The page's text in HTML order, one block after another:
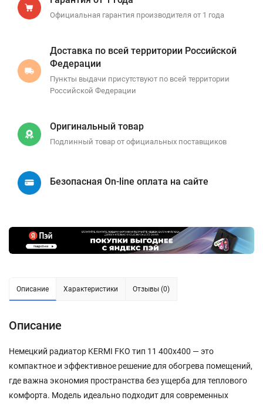
Официальная гарантия производителя от 1 года
Доставка по всей территории Российской
Федерации
Пункты выдачи присутствуют по всей территории
Российской Федерации
Оригинальный товар
Подлинный товар от официальных поставщиков
Безопасная On-line оплата на сайте
Описание Характеристики Отзывы (0)
Описание
Немецкий радиатор KERMI FKO тип 11 400х400 — это
компактное и эффективное решение для обогрева помещений,
где важна экономия пространства без ущерба для теплового
комфорта. Модель идеально подходит для современных